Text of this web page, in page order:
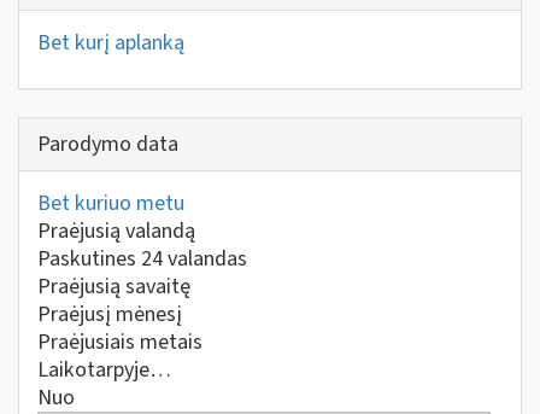
Bet kurį aplanką
Parodymo data
Bet kuriuo metu
Praėjusią valandą
Paskutines 24 valandas
Praėjusią savaitę
Praėjusį mėnesį
Praėjusiais metais
Laikotarpyje…
Nuo